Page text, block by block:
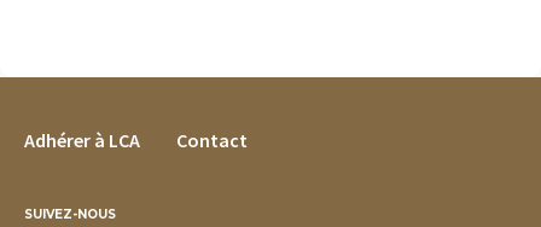
FOOTER MENU
Adhérer à LCA Contact
SUIVEZ-NOUS